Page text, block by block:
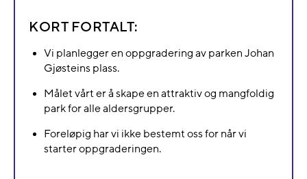
KORT FORTALT:
Vi planlegger en oppgradering av parken Johan
Gjøsteins plass.
Målet vårt er å skape en attraktiv og mangfoldig
park for alle aldersgrupper.
Foreløpig har vi ikke bestemt oss for når vi
starter oppgraderingen.